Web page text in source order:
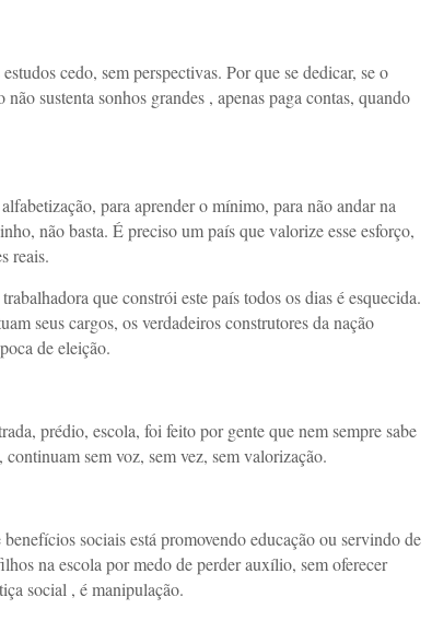
cedo, sem perspectivas. Por que se dedicar, se o
sustenta sonhos grandes , apenas paga contas, quando
para aprender o mínimo, para não andar na
não basta. É preciso um país que valorize esse esforço,
reais.
que constrói este país todos os dias é esquecida.
seus cargos, os verdadeiros construtores da nação
de eleição.
prédio, escola, foi feito por gente que nem sempre sabe
sem voz, sem vez, sem valorização.
sociais está promovendo educação ou servindo de
na escola por medo de perder auxílio, sem oferecer
social , é manipulação.